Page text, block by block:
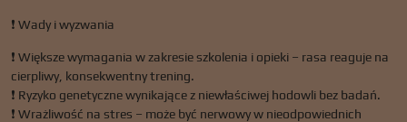
❗ Wady i wyzwania
❗ Większe wymagania w zakresie szkolenia i opieki – rasa reaguje na
cierpliwy, konsekwentny trening.
❗ Ryzyko genetyczne wynikające z niewłaściwej hodowli bez badań.
❗ Wrażliwość na stres – może być nerwowy w nieodpowiednich